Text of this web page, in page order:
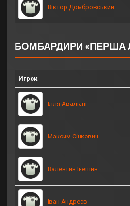
Віктор Домбровський
БОМБАРДИРИ «ПЕРША
Игрок
Ілля Аваліані
Максим Сінкевич
Валентин Інешин
Іван Андреєв